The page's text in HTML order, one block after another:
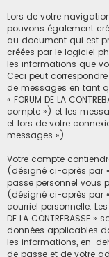
Lors de votre navigation
pouvons également
au document qui est
créées par le logiciel
les informations que
Ceci peut
de messages en tant
« FORUM DE LA
compte ») et les
et lors de votre
messages »).
Votre compte
(désigné ci-après par
passe personnel vous
(désigné ci-après par
courriel personnelle.
DE LA CONTREBASSE
données applicables
les informations, en-
de passe et de votre